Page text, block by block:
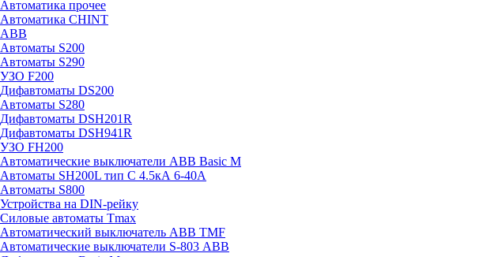
Автоматика прочее
Автоматика CHINT
ABB
Автоматы S200
Автоматы S290
УЗО F200
Дифавтоматы DS200
Автоматы S280
Дифавтоматы DSH201R
Дифавтоматы DSH941R
УЗО FH200
Автоматические выключатели ABB Basic M
Автоматы SH200L тип С 4.5кА 6-40А
Автоматы S800
Устройства на DIN-рейку
Силовые автоматы Tmax
Автоматический выключатель ABB TMF
Автоматические выключатели S-803 АВВ